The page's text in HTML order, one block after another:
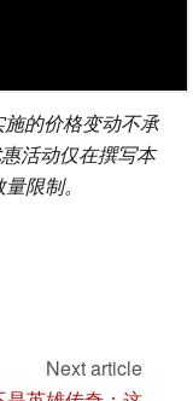
的价格变动不承
活动仅在撰写本
限制。
Next article